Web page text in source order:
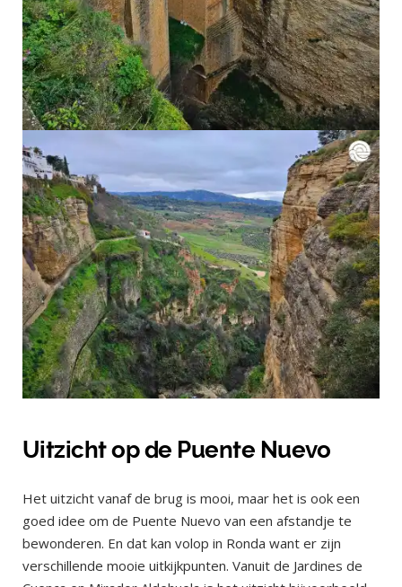
Uitzicht op de Puente Nuevo
Het uitzicht vanaf de brug is mooi, maar het is ook een
goed idee om de Puente Nuevo van een afstandje te
bewonderen. En dat kan volop in Ronda want er zijn
verschillende mooie uitkijkpunten. Vanuit de Jardines de